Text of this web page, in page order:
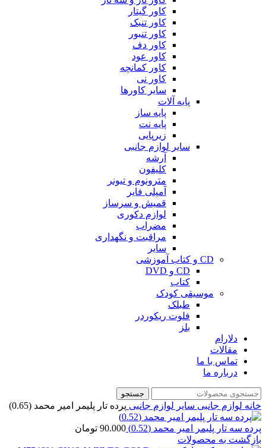
کاور گیتار
کاور تنبک
کاور تنبور
کاور دف
کاور عود
کاور کمانچه
کاور نی
سایر کاورها
پایه آلات
پایه ساز
پایه نت
زیرپایی
سایر لوازم جانبی
آرشه
کلیفون
مترونوم و تیونر
آمپلی فایر
قمیش و سرساز
لوازم دکوری
مضراب
مراقبت و نگهداری
سایر
CD و کتاب آموزشی
CD و DVD
کتاب
موسیقی کودک
طبلک
فلوت ریکوردر
بلز
دلارام
مقالات
تماس با ما
درباره ما
جستجو
خانه لوازم جانبی سایر لوازم جانبی پرده تار پلیمر امیر محمد (0.65)
پرده سه تار پلیمر امیر محمد (0.52) 90.000 تومان
بازگشت به محصولات